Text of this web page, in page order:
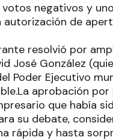
negativos y
de
resolvió por
José González
Poder Ejecutivo
aprobación
que había
su debate,
rápida y hasta